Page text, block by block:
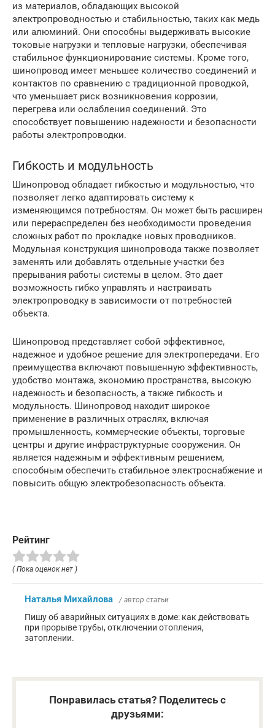
из материалов, обладающих высокой
электропроводностью и стабильностью, таких как медь
или алюминий. Они способны выдерживать высокие
токовые нагрузки и тепловые нагрузки, обеспечивая
стабильное функционирование системы. Кроме того,
шинопровод имеет меньшее количество соединений и
контактов по сравнению с традиционной проводкой,
что уменьшает риск возникновения коррозии,
перегрева или ослабления соединений. Это
способствует повышению надежности и безопасности
работы электропроводки.
Гибкость и модульность
Шинопровод обладает гибкостью и модульностью, что
позволяет легко адаптировать систему к
изменяющимся потребностям. Он может быть расширен
или перераспределен без необходимости проведения
сложных работ по прокладке новых проводников.
Модульная конструкция шинопровода также позволяет
заменять или добавлять отдельные участки без
прерывания работы системы в целом. Это дает
возможность гибко управлять и настраивать
электропроводку в зависимости от потребностей
объекта.
Шинопровод представляет собой эффективное,
надежное и удобное решение для электропередачи. Его
преимущества включают повышенную эффективность,
удобство монтажа, экономию пространства, высокую
надежность и безопасность, а также гибкость и
модульность. Шинопровод находит широкое
применение в различных отраслях, включая
промышленность, коммерческие объекты, торговые
центры и другие инфраструктурные сооружения. Он
является надежным и эффективным решением,
способным обеспечить стабильное электроснабжение и
повысить общую электробезопасность объекта.
Рейтинг
( Пока оценок нет )
Наталья Михайлова / автор статьи
Пишу об аварийных ситуациях в доме: как действовать
при прорыве трубы, отключении отопления,
затоплении.
Понравилась статья? Поделитесь с
друзьями: